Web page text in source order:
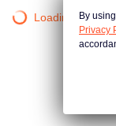
Loading…By
Privacy